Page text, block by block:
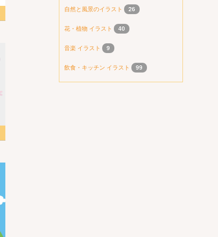
自然と風景のイラスト 26
花・植物 イラスト 40
音楽 イラスト 9
飲食・キッチン イラスト 99